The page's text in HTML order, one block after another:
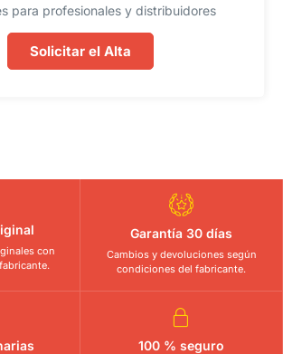
para profesionales y distribuidores
Solicitar el Alta
con
Garantía 30 días
Cambios y devoluciones según
condiciones del fabricante.
100 % seguro